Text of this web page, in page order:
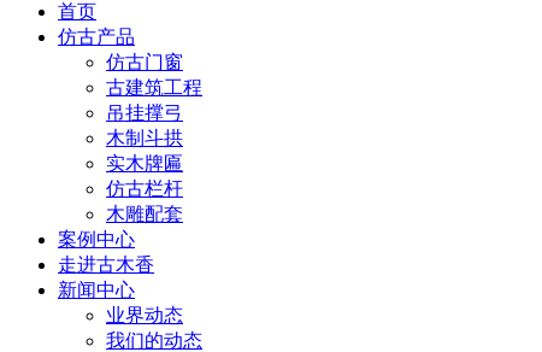
首页
仿古产品
仿古门窗
古建筑工程
吊挂撑弓
木制斗拱
实木牌匾
仿古栏杆
木雕配套
案例中心
走进古木香
新闻中心
业界动态
我们的动态